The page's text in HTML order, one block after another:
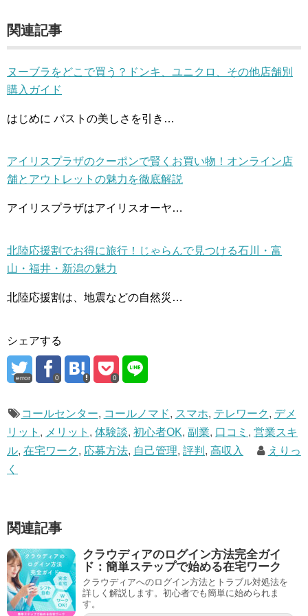
関連記事
ヌーブラをどこで買う？ドンキ、ユニクロ、その他店舗別
購入ガイド
はじめに バストの美しさを引き…
アイリスプラザのクーポンで賢くお買い物！オンライン店
舗とアウトレットの魅力を徹底解説
アイリスプラザはアイリスオーヤ…
北陸応援割でお得に旅行！じゃらんで見つける石川・富
山・福井・新潟の魅力
北陸応援割は、地震などの自然災…
シェアする
error 0 0
コールセンター, コールノマド, スマホ, テレワーク , デメ
リット , メリット , 体験談, 初心者OK, 副業, 口コミ , 営業スキ
ル, 在宅ワーク , 応募方法, 自己管理, 評判 , 高収入
えりっ
く
関連記事
クラウディアのログイン方法完全ガイ
ド：簡単ステップで始める在宅ワーク
クラウディアへのログイン方法とトラブル対処法を
詳しく解説します。初心者でも簡単に始められま
す。